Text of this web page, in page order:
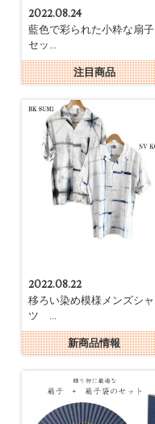
2022.08.24
藍色で彩られた小粋な扇子
セッ...
注目商品
2022.08.22
移ろい染め模様メンズシャ
ツ ...
新商品情報